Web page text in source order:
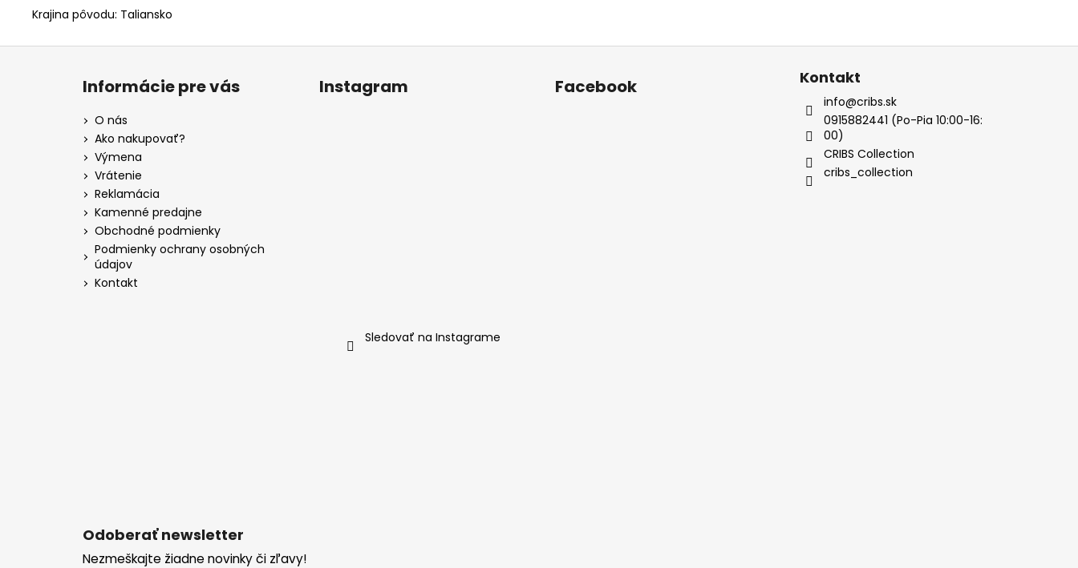
Krajina pôvodu: Taliansko
Z
Informácie pre vás
O nás
Ako nakupovať?
Výmena
Vrátenie
Reklamácia
Kamenné predajne
Obchodné podmienky
Podmienky ochrany osobných
údajov
Kontakt
Instagram
Sledovať na Instagrame
Facebook Kontakt
info@cribs.sk
0915882441 (Po-Pia 10:00-16:
00)
CRIBS Collection
cribs_collection
Odoberať newsletter
Nezmeškajte žiadne novinky či zľavy!